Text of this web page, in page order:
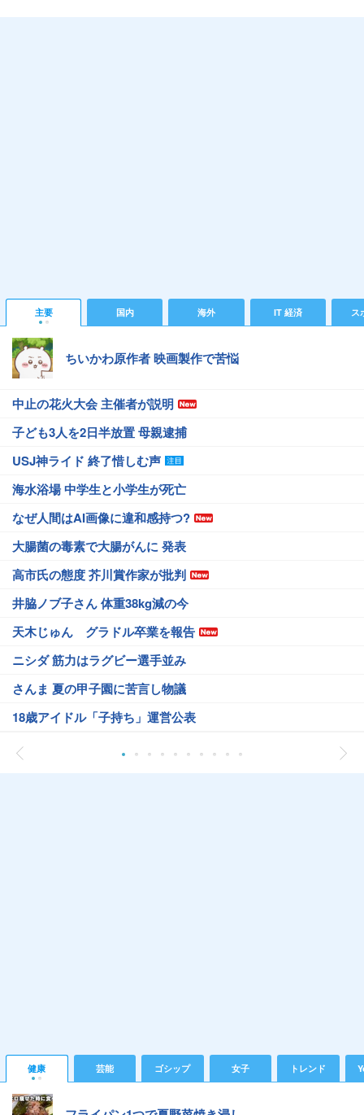
主要 国内 海外 IT 経済 ス
ちいかわ原作者 映画製作で苦悩
中止の花火大会 主催者が説明
子ども3人を2日半放置 母親逮捕
USJ神ライド 終了惜しむ声
海水浴場 中学生と小学生が死亡
なぜ人間はAI画像に違和感持つ?
大腸菌の毒素で大腸がんに 発表
高市氏の態度 芥川賞作家が批判
井脇ノブ子さん 体重38kg減の今
天木じゅん グラドル卒業を報告
ニシダ 筋力はラグビー選手並み
さんま 夏の甲子園に苦言し物議
18歳アイドル「子持ち」運営公表
健康 芸能 ゴシップ 女子 トレンド